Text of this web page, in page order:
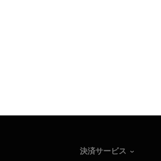
決済サービス